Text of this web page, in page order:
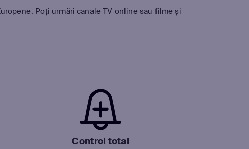
Poți urmări canale TV online sau filme și
Control total